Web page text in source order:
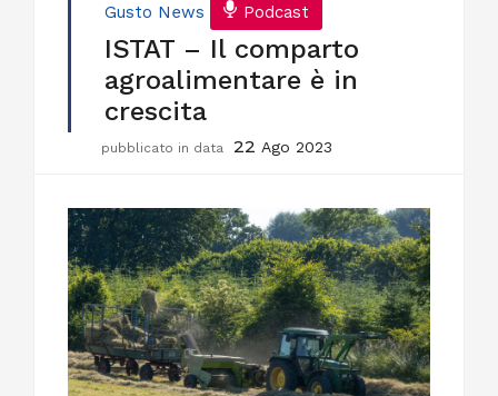
Gusto News Podcast
ISTAT – Il comparto
agroalimentare è in
crescita
pubblicato in data 22 Ago 2023